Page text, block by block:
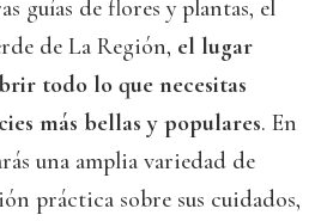
guías de flores y plantas, el
de La Región, el lugar
todo lo que necesitas
más bellas y populares. En
una amplia variedad de
práctica sobre sus cuidados,